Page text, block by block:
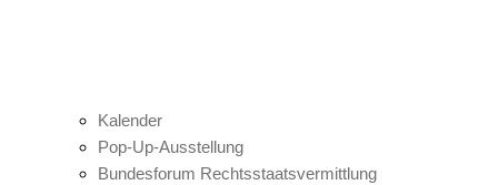
Kalender
Pop-Up-Ausstellung
Bundesforum Rechtsstaatsvermittlung